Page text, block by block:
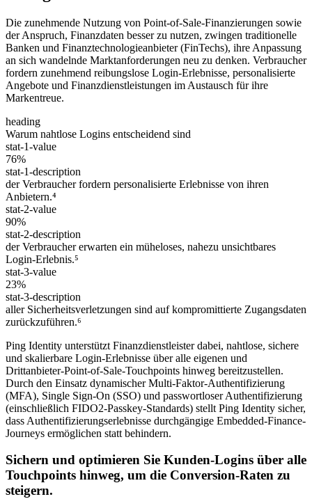
Die zunehmende Nutzung von Point-of-Sale-Finanzierungen sowie
der Anspruch, Finanzdaten besser zu nutzen, zwingen traditionelle
Banken und Finanztechnologieanbieter (FinTechs), ihre Anpassung
an sich wandelnde Marktanforderungen neu zu denken. Verbraucher
fordern zunehmend reibungslose Login-Erlebnisse, personalisierte
Angebote und Finanzdienstleistungen im Austausch für ihre
Markentreue.
heading
Warum nahtlose Logins entscheidend sind
stat-1-value
76%
stat-1-description
der Verbraucher fordern personalisierte Erlebnisse von ihren
Anbietern.⁴
stat-2-value
90%
stat-2-description
der Verbraucher erwarten ein müheloses, nahezu unsichtbares
Login-Erlebnis.⁵
stat-3-value
23%
stat-3-description
aller Sicherheitsverletzungen sind auf kompromittierte Zugangsdaten
zurückzuführen.⁶
Ping Identity unterstützt Finanzdienstleister dabei, nahtlose, sichere
und skalierbare Login-Erlebnisse über alle eigenen und
Drittanbieter-Point-of-Sale-Touchpoints hinweg bereitzustellen.
Durch den Einsatz dynamischer Multi-Faktor-Authentifizierung
(MFA), Single Sign-On (SSO) und passwortloser Authentifizierung
(einschließlich FIDO2-Passkey-Standards) stellt Ping Identity sicher,
dass Authentifizierungserlebnisse durchgängige Embedded-Finance-
Journeys ermöglichen statt behindern.
Sichern und optimieren Sie Kunden-Logins über alle
Touchpoints hinweg, um die Conversion-Raten zu
steigern.